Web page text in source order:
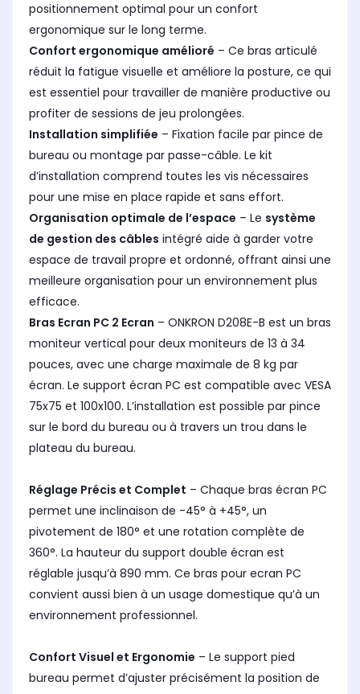
positionnement optimal pour un confort
ergonomique sur le long terme.
Confort ergonomique amélioré – Ce bras articulé
réduit la fatigue visuelle et améliore la posture, ce qui
est essentiel pour travailler de manière productive ou
profiter de sessions de jeu prolongées.
Installation simplifiée – Fixation facile par pince de
bureau ou montage par passe-câble. Le kit
d’installation comprend toutes les vis nécessaires
pour une mise en place rapide et sans effort.
Organisation optimale de l’espace – Le système
de gestion des câbles intégré aide à garder votre
espace de travail propre et ordonné, offrant ainsi une
meilleure organisation pour un environnement plus
efficace.
Bras Ecran PC 2 Ecran – ONKRON D208E-B est un bras
moniteur vertical pour deux moniteurs de 13 à 34
pouces, avec une charge maximale de 8 kg par
écran. Le support écran PC est compatible avec VESA
75x75 et 100x100. L’installation est possible par pince
sur le bord du bureau ou à travers un trou dans le
plateau du bureau.
Réglage Précis et Complet – Chaque bras écran PC
permet une inclinaison de -45° à +45°, un
pivotement de 180° et une rotation complète de
360°. La hauteur du support double écran est
réglable jusqu’à 890 mm. Ce bras pour ecran PC
convient aussi bien à un usage domestique qu’à un
environnement professionnel.
Confort Visuel et Ergonomie – Le support pied
bureau permet d’ajuster précisément la position de